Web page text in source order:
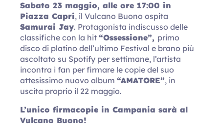
Sabato 23 maggio, alle ore 17:00 in
Piazza Capri, il Vulcano Buono ospita
Samurai Jay. Protagonista indiscusso delle
classifiche con la hit“Ossessione”, primo
disco di platino dell’ultimo Festival e brano più
ascoltato su Spotify per settimane, l’artista
incontra i fan per firmare le copie del suo
attesissimo nuovo album“AMATORE”, in
uscita proprio il 22 maggio.
L’unico firmacopie in Campania sarà al
Vulcano Buono!